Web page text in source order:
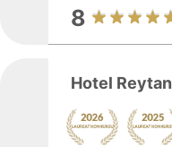
8
Hotel Reytan